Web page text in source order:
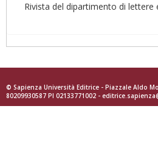
Rivista del dipartimento di lettere
© Sapienza Università Editrice - Piazzale Aldo
80209930587 PI 02133771002 -